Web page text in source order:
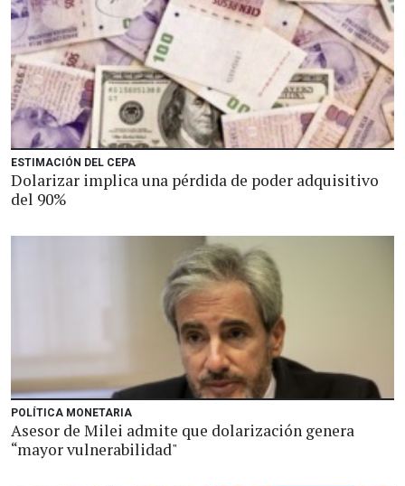
ESTIMACIÓN DEL CEPA
Dolarizar implica una pérdida de poder adquisitivo
del 90%
POLÍTICA MONETARIA
Asesor de Milei admite que dolarización genera
“mayor vulnerabilidad"